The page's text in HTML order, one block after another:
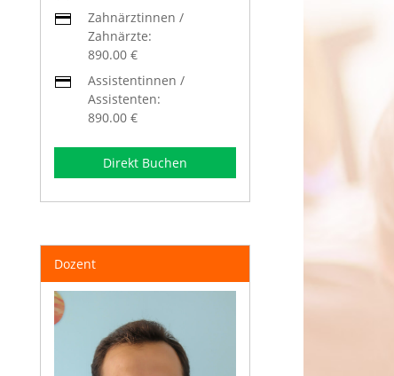
Zahnärztinnen /
Zahnärzte:
890.00 €
Assistentinnen /
Assistenten:
890.00 €
Direkt Buchen
Dozent